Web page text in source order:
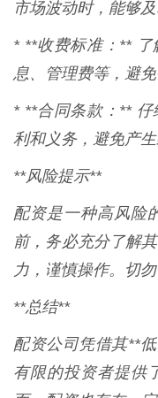
市场波动时，能够
* **收费标准：**
息、管理费等，避
* **合同条款：**
利和义务，避免产生
**风险提示**
配资是一种高风险
前，务必充分了解
力，谨慎操作。切
**总结**
配资公司凭借其**
有限的投资者提供